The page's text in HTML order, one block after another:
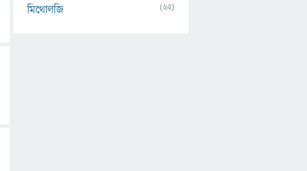
মিথোলজি (62)